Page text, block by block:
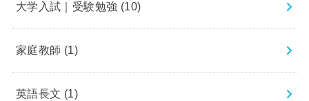
大学入試｜受験勉強 (10)
家庭教師 (1)
英語長文 (1)